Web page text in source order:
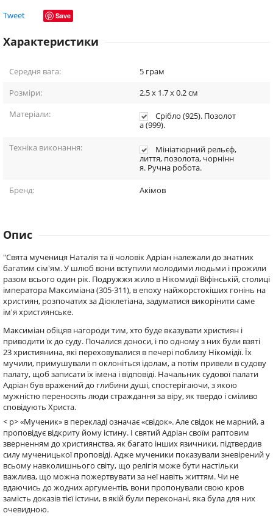
Tweet Save
Характеристики
Середня вага: 5 грам
Розміри:
2.5 x 1.7 x 0.2см
Матеріали:
Срібло (925). Позолот
а (999).
Техніка виконання:
Мініатюрний рельєф,
лиття, позолота, чорнінн
я. Ручна робота.
Бренд: Акімов
Опис
"Свята мучениця Наталія та її чоловік Адріан належали до знатних
багатим сім'ям. У шлюб вони вступили молодими людьми і прожили
разом всього один рік. Подружжя жило в Нікомидії Віфінській, столиці
імператора Максиміана (305-311), в епоху найжорстокіших гонінь на
християн, розпочатих за Діоклетіана, задуматися викорінити саме
ім'я християнське.
Максиміан обіцяв нагороди тим, хто буде вказувати християн і
приводити їх до суду. Почалися доноси, і по одному з них були взяті
23 християнина, які переховувалися в печері поблизу Нікомідії. Їх
мучили, примушували п оклоніться ідолам, а потім привели в судову
палату, щоб записати їх імена і відповіді. Начальник судової палати
Адріан був вражений до глибини душі, спостерігаючи, з якою
мужністю переносять люди страждання за віру, як твердо і сміливо
сповідують Христа.
< p> «Мученик» в перекладі означає «свідок». Але свідок не марний, а
проповідує відкриту йому істину. І святий Адріан своїм раптовим
зверненням до християнства, як багато інших язичники, підтвердив
силу мученицької проповіді. Адже мученики показували зневірений у
всьому навколишнього світу, що релігія може бути настільки
важлива, що можна пожертвувати за неї навіть життям. Чи не
вдаючись до жодних аргументів, вони пропонували свою кров
замість доказів тієї істини, в якій були переконані, яка була для них
очевидною.